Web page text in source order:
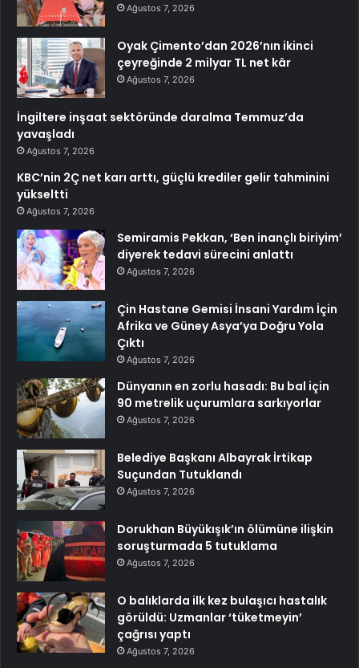
Ağustos 7, 2026
Oyak Çimento’dan 2026’nın ikinci
çeyreğinde 2 milyar TL net kâr
Ağustos 7, 2026
İngiltere inşaat sektöründe daralma Temmuz’da
yavaşladı
Ağustos 7, 2026
KBC’nin 2Ç net karı arttı, güçlü krediler gelir tahminini
yükseltti
Ağustos 7, 2026
Semiramis Pekkan, ‘Ben inançlı biriyim’
diyerek tedavi sürecini anlattı
Ağustos 7, 2026
Çin Hastane Gemisi İnsani Yardım İçin
Afrika ve Güney Asya’ya Doğru Yola
Çıktı
Ağustos 7, 2026
Dünyanın en zorlu hasadı: Bu bal için
90 metrelik uçurumlara sarkıyorlar
Ağustos 7, 2026
Belediye Başkanı Albayrak İrtikap
Suçundan Tutuklandı
Ağustos 7, 2026
Dorukhan Büyükışık’ın ölümüne ilişkin
soruşturmada 5 tutuklama
Ağustos 7, 2026
O balıklarda ilk kez bulaşıcı hastalık
görüldü: Uzmanlar ‘tüketmeyin’
çağrısı yaptı
Ağustos 7, 2026